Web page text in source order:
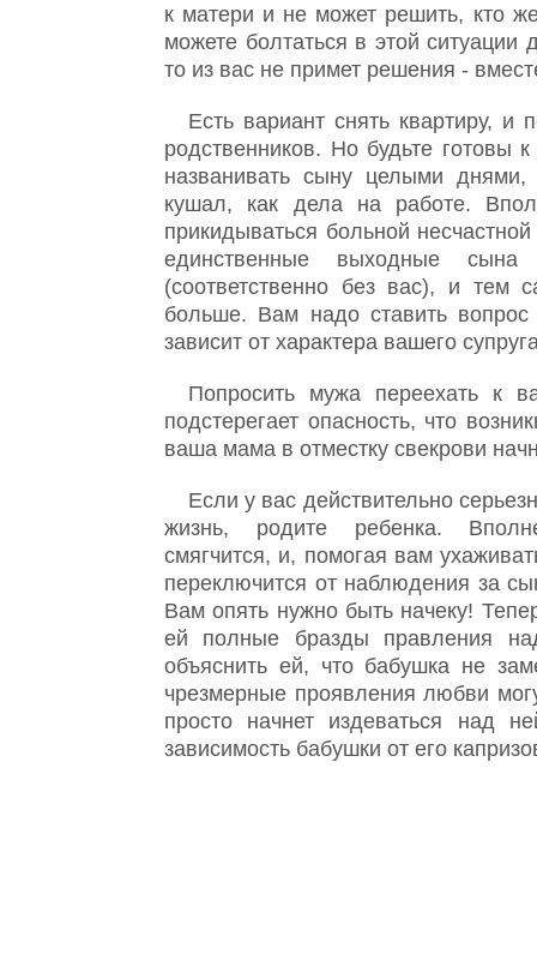
к матери и не может решить, кто
можете болтаться в этой ситуации
то из вас не примет решения -
Есть вариант снять квартиру, и
родственников. Но будьте готовы
названивать сыну целыми
кушал, как дела на работе.
прикидываться больной
единственные выходные
(соответственно без вас), и тем
больше. Вам надо ставить
зависит от характера вашего
Попросить мужа переехать к
подстерегает опасность, что
ваша мама в отместку свекрови
Если у вас действительно
жизнь, родите ребенка.
смягчится, и, помогая вам
переключится от наблюдения за
Вам опять нужно быть начеку!
ей полные бразды правления
объяснить ей, что бабушка не
чрезмерные проявления любви
просто начнет издеваться над
зависимость бабушки от его